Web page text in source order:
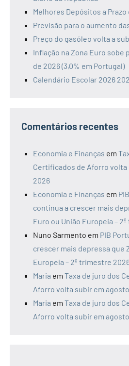
Melhores Depósitos a
Previsão para o aumento
Preço do gasóleo volta a
Inflação na Zona Euro sobe
de 2026 (3,0% em Portugal)
Calendário Escolar 2026
Comentários recentes
Economia e Finanças em
Certificados de Aforro volta
2026
Economia e Finanças em
continua a crescer mais
Euro ou União Europeia –
Nuno Sarmento em PIB
crescer mais depressa que
Europeia – 2º trimestre
Maria em Taxa de juro dos
Aforro volta subir em
Maria em Taxa de juro dos
Aforro volta subir em